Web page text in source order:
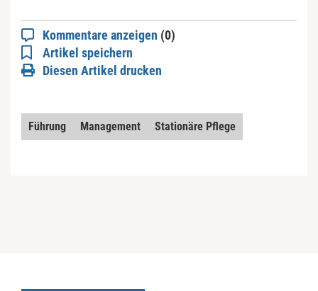
Kommentare anzeigen (0)
Artikel speichern
Diesen Artikel drucken
Führung Management Stationäre Pflege